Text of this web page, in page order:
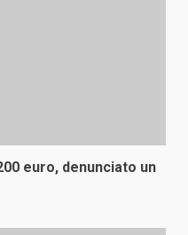
euro, denunciato un